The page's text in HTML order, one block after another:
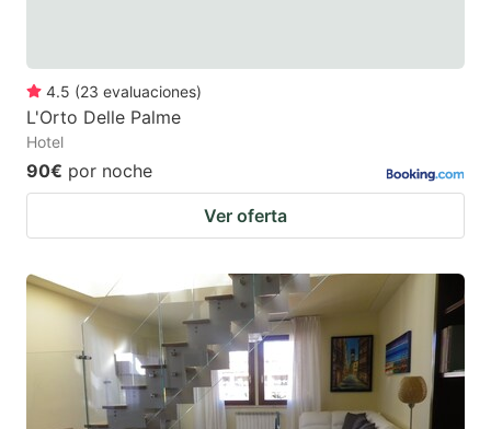
4.5 (23 evaluaciones)
L'Orto Delle Palme
Hotel
90€ por noche
Ver oferta